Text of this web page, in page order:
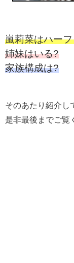
嵐莉菜はハー
姉妹はいる?
家族構成は?
そのあたり紹介し
是非最後までご覧